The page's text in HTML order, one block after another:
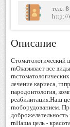
тел.:
http://
Описание
rnОказывает все
лечение кариеса,
пародонтология,
реабилитация.Наш
rnоборудованием.
rnНаша цель -